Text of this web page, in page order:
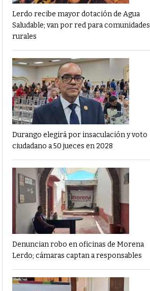
Lerdo recibe mayor dotación de Agua
Saludable; van por red para comunidades
rurales
Durango elegirá por insaculación y voto
ciudadano a 50 jueces en 2028
Denuncian robo en oficinas de Morena
Lerdo; cámaras captan a responsables